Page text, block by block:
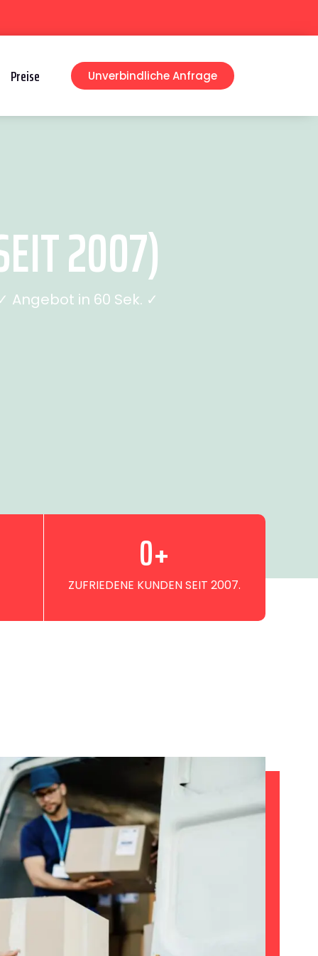
Preise Unverbindliche Anfrage
2007)
Angebot in 60 Sek. ✓
ZUFRIEDENE KUNDEN SEIT 2007.
0+